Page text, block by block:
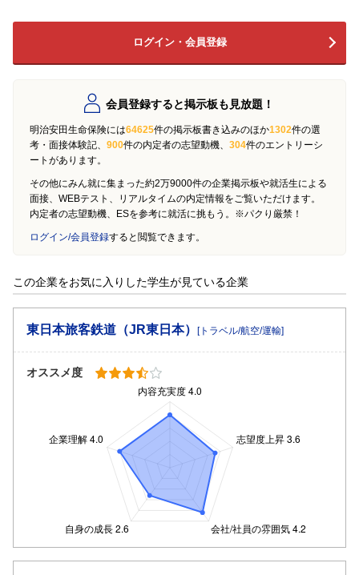
ログイン・会員登録
会員登録すると掲示板も見放題！
明治安田生命保険には64625件の掲示板書き込みのほか1302件の選
考・面接体験記、 900件の内定者の志望動機、 304件のエントリーシ
ートがあります。
その他にみん就に集まった約2万9000件の企業掲示板や就活生による
面接、WEBテスト、リアルタイムの内定情報をご覧いただけます。
内定者の志望動機、ESを参考に就活に挑もう。※パクり厳禁！
ログイン/会員登録すると閲覧できます。
この企業をお気に入りした学生が見ている企業
東日本旅客鉄道（JR東日本） [トラベル/航空/運輸]
オススメ度